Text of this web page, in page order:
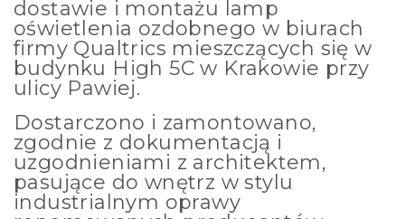
dostawie i montażu lamp
oświetlenia ozdobnego w biurach
firmy Qualtrics mieszczących się w
budynku High 5C w Krakowie przy
ulicy Pawiej.
Dostarczono i zamontowano,
zgodnie z dokumentacją i
uzgodnieniami z architektem,
pasujące do wnętrz w stylu
industrialnym oprawy